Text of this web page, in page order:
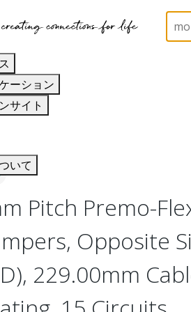
ーション
サイト
いて
Flat-Flexible Cable
Pitch Premo-
Opposite
229.00mm